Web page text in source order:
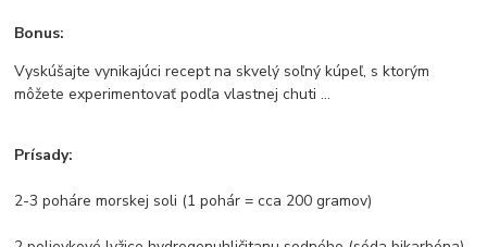
Bonus:
Vyskúšajte vynikajúci recept na skvelý soľný kúpeľ, s ktorým
môžete experimentovať podľa vlastnej chuti ...
Prísady:
2-3 poháre morskej soli (1 pohár = cca 200 gramov)